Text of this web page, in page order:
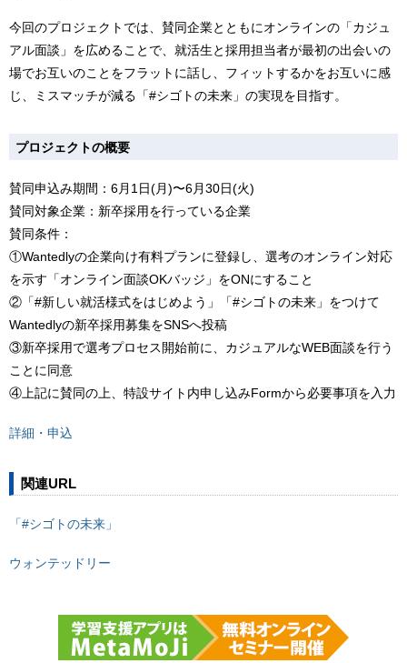
今回のプロジェクトでは、賛同企業とともにオンラインの「カジュ
アル面談」を広めることで、就活生と採用担当者が最初の出会いの
場でお互いのことをフラットに話し、フィットするかをお互いに感
じ、ミスマッチが減る「#シゴトの未来」の実現を目指す。
プロジェクトの概要
賛同申込み期間：6月1日(月)〜6月30日(火)
賛同対象企業：新卒採用を行っている企業
賛同条件：
①Wantedlyの企業向け有料プランに登録し、選考のオンライン対応
を示す「オンライン面談OKバッジ」をONにすること
②「#新しい就活様式をはじめよう」「#シゴトの未来」をつけて
Wantedlyの新卒採用募集をSNSへ投稿
③新卒採用で選考プロセス開始前に、カジュアルなWEB面談を行う
ことに同意
④上記に賛同の上、特設サイト内申し込みFormから必要事項を入力
詳細・申込
関連URL
「#シゴトの未来」
ウォンテッドリー